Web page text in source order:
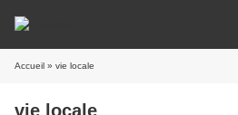
Accueil » vie locale
vie locale